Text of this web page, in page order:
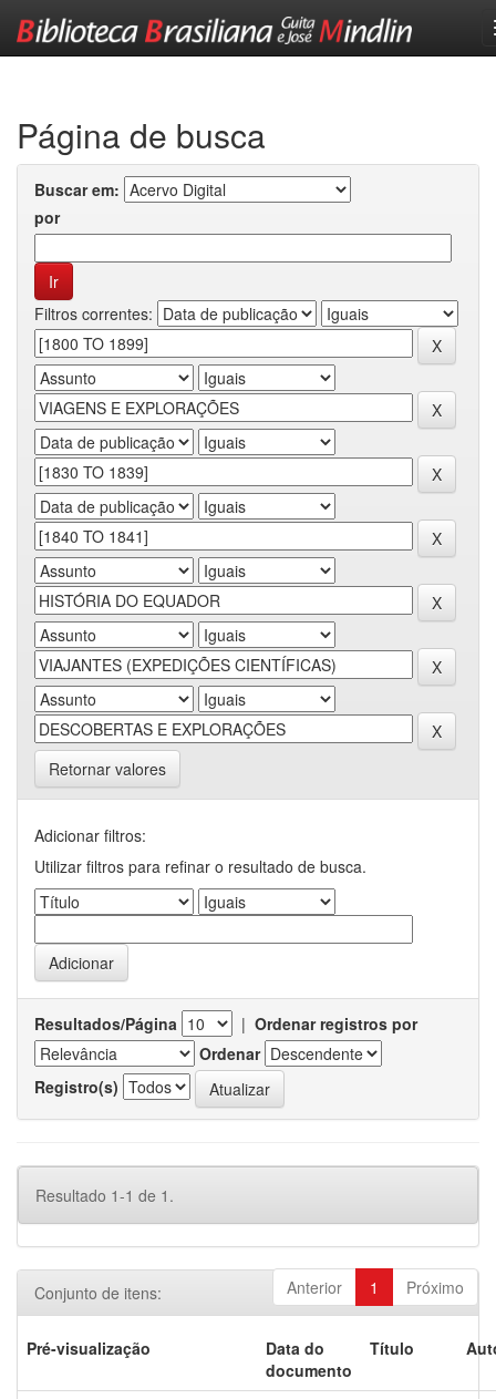
Página de busca
Buscar em:
por
Filtros correntes:
Retornar valores
Adicionar filtros:
Utilizar filtros para refinar o resultado de busca.
Resultados/Página | Ordenar registros por
Ordenar
Registro(s)
Resultado 1-1 de 1.
Anterior 1 Próximo
Conjunto de itens:
Pré-visualização
Data do
documento
Título